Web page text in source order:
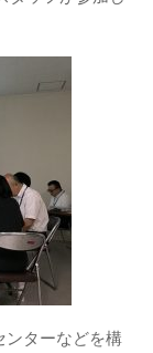
ンターなどを構